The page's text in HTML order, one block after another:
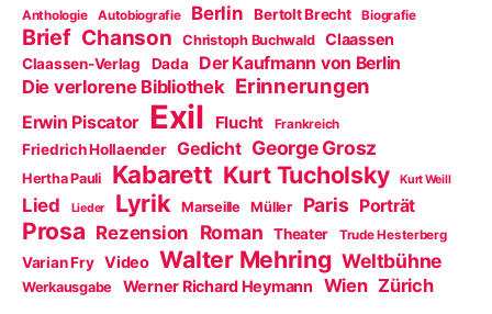
Anthologie Autobiografie Berlin Bertolt Brecht Biografie
Brief Chanson Christoph Buchwald Claassen
Claassen-Verlag Dada Der Kaufmann von Berlin
Die verlorene Bibliothek Erinnerungen
Erwin Piscator Exil Flucht Frankreich
Friedrich Hollaender Gedicht George Grosz
Hertha Pauli Kabarett Kurt Tucholsky Kurt Weill
Lied Lieder Lyrik Marseille Müller Paris Porträt
Prosa Rezension Roman Theater Trude Hesterberg
Varian Fry Video Walter Mehring Weltbühne
Werkausgabe Werner Richard Heymann Wien Zürich